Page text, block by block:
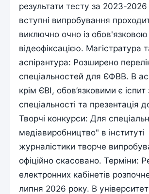
результати тесту за 2023-2026
вступні випробування
виключно очно із обов'язковою
відеофіксацією. Магістратура
аспірантура: Розширено
спеціальностей для ЄФВВ. В
крім ЄВІ, обов’язковими є іспит
спеціальності та презентація
Творчі конкурси: Для
медіавиробництво" в інституті
журналістики творче
офіційно скасовано. Терміни:
електронних кабінетів
липня 2026 року. В